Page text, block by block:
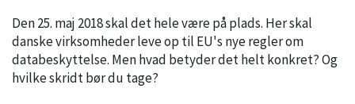
Den 25. maj 2018 skal det hele være på plads. Her skal
danske virksomheder leve op til EU's nye regler om
databeskyttelse. Men hvad betyder det helt konkret? Og
hvilke skridt bør du tage?